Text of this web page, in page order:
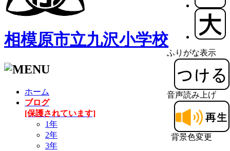
ふりがな表示
音声読み上げ
背景色変更
相模原市立九沢小学校
ホーム
ブログ
[保護されています]
1年
2年
3年